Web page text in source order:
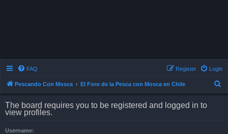
FAQ Login
Register
Pescando Con Mosca El Foro de la Pesca con Mosca en Chile
The board requires you to be registered and logged in to
view profiles.
Username: